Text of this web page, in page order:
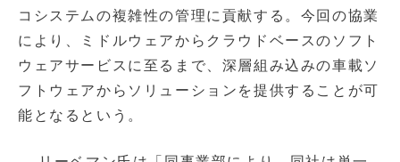
コシステムの複雑性の管理に貢献する。今回の協業
により、ミドルウェアからクラウドベースのソフト
ウェアサービスに至るまで、深層組み込みの車載ソ
フトウェアからソリューションを提供することが可
能となるという。